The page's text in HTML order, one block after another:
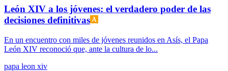
León XIV a los jóvenes: el verdadero poder de las
decisiones definitivas
En un encuentro con miles de jóvenes reunidos en Asís, el Papa
León XIV reconoció que, ante la cultura de lo...
papa leon xiv